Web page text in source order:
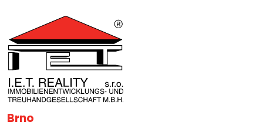
Brno